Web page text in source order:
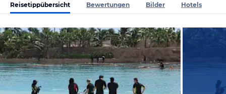
Reisetippübersicht Bewertungen Bilder Hotels